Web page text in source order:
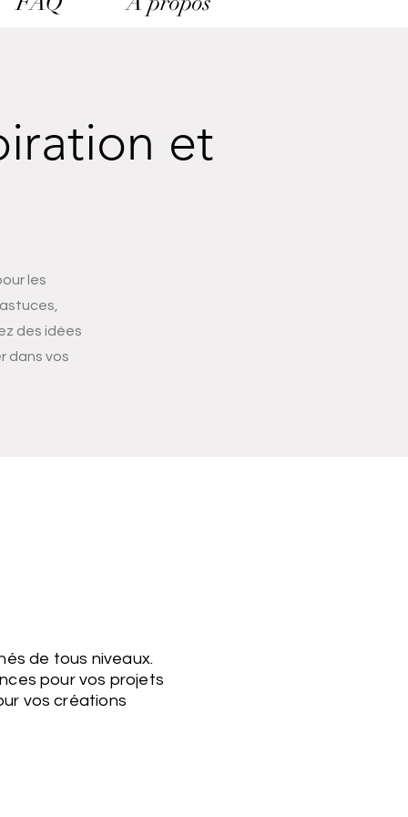
et
les
des idées
dans vos
de tous niveaux.
pour vos projets
vos créations